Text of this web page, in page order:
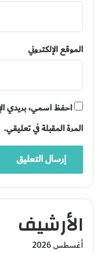
الموقع الإلكتروني
احفظ اسمي، بريدي
المرة المقبلة في تعليقي.
الأرشيف
أغسطس 2026